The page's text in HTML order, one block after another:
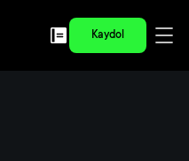
Kaydol